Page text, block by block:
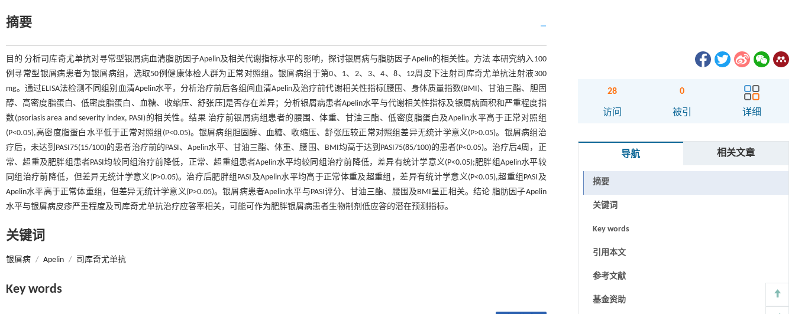
摘要
目的 分析司库奇尤单抗对寻常型银屑病血清脂肪因子Apelin及相关代谢指标水平的影响，探讨银屑病与脂肪因子Apelin的相关性。方法 本研究纳入100
例寻常型银屑病患者为银屑病组，选取50例健康体检人群为正常对照组。银屑病组于第0、1、2、3、4、8、12周皮下注射司库奇尤单抗注射液300
mg。通过ELISA法检测不同组别血清Apelin水平，分析治疗前后各组间血清Apelin及治疗前代谢相关性指标[腰围、身体质量指数(BMI)、甘油三酯、胆固
醇、高密度脂蛋白、低密度脂蛋白、血糖、收缩压、舒张压]是否存在差异；分析银屑病患者Apelin水平与代谢相关性指标及银屑病面积和严重程度指
数(psoriasis area and severity index, PASI)的相关性。结果 治疗前银屑病组患者的腰围、体重、甘油三酯、低密度脂蛋白及Apelin水平高于正常对照组
(P<0.05),高密度脂蛋白水平低于正常对照组(P<0.05)。银屑病组胆固醇、血糖、收缩压、舒张压较正常对照组差异无统计学意义(P>0.05)。银屑病组治
疗后，未达到PASI75(15/100)的患者治疗前的PASI、Apelin水平、甘油三酯、体重、腰围、BMI均高于达到PASI75(85/100)的患者(P<0.05)。治疗后4周，正
常、超重及肥胖组患者PASI均较同组治疗前降低，正常、超重组患者Apelin水平均较同组治疗前降低，差异有统计学意义(P<0.05);肥胖组Apelin水平较
同组治疗前降低，但差异无统计学意义(P>0.05)。治疗后肥胖组PASI及Apelin水平均高于正常体重及超重组，差异有统计学意义(P<0.05),超重组PASI及
Apelin水平高于正常体重组，但差异无统计学意义(P>0.05)。银屑病患者Apelin水平与PASI评分、甘油三酯、腰围及BMI呈正相关。结论 脂肪因子Apelin
水平与银屑病皮疹严重程度及司库奇尤单抗治疗应答率相关，可能可作为肥胖银屑病患者生物制剂低应答的潜在预测指标。
关键词
银屑病 / Apelin / 司库奇尤单抗
Key words
28
访问
0
被引 详细
导航 相关文章
摘要
关键词
Key words
引用本文
参考文献
基金资助